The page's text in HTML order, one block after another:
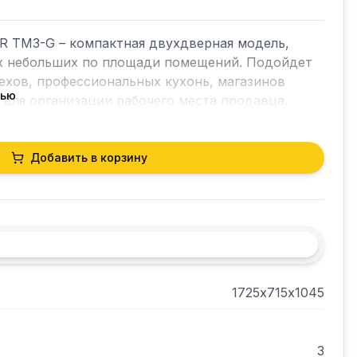
TM3-G – компактная двухдверная модель,
небольших по площади помещений. Подойдет
профессиональных кухонь, магазинов
организации рабочего места продавца.
выдвигаемую для удобства
Добавить в корзину
1725х715х1045
3